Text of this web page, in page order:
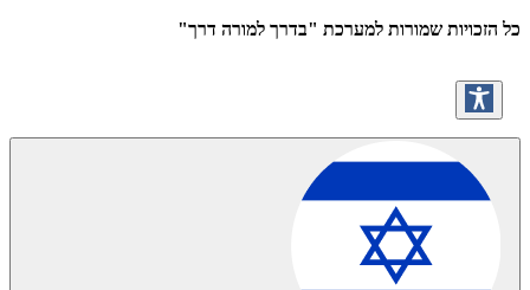
כל הזכויות שמורות למערכת "בדרך למורה דרך"